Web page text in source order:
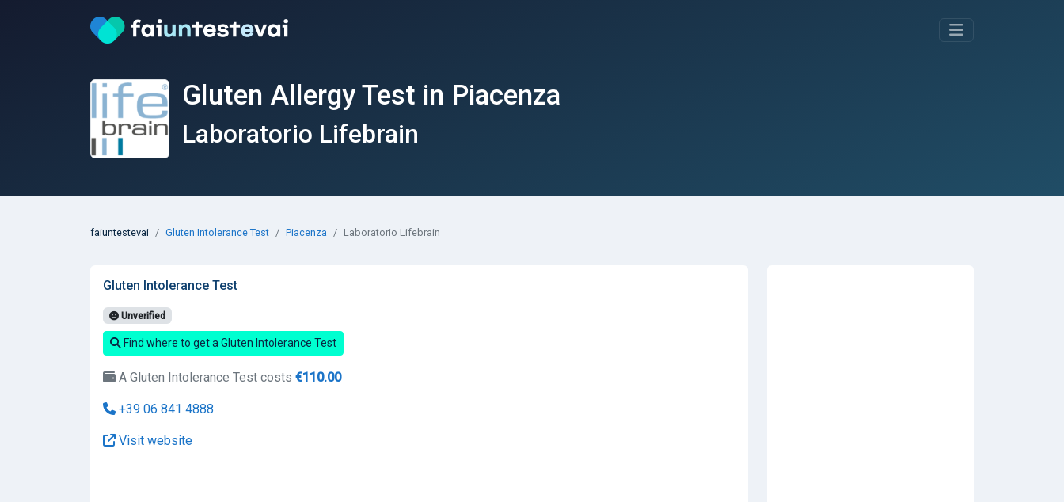
Gluten Allergy Test in Piacenza
Laboratorio Lifebrain
faiuntestevai Gluten Intolerance Test Piacenza Laboratorio Lifebrain
Gluten Intolerance Test
Unverified
Find where to get a Gluten Intolerance Test
A Gluten Intolerance Test costs €110.00
+39 06 841 4888
Visit website